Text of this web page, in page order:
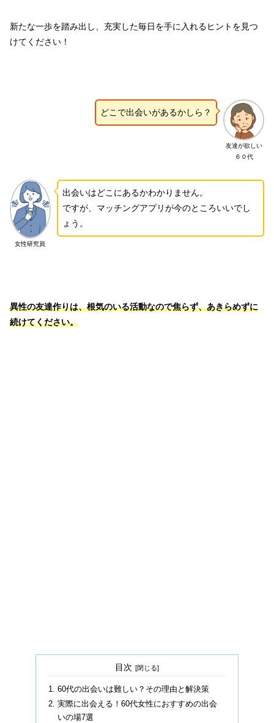
新たな一歩を踏み出し、充実した毎日を手に入れるヒントを見つ
けてください！
友達が欲しい
６０代
どこで出会いがあるかしら？
女性研究員
出会いはどこにあるかわかりません。
ですが、マッチングアプリが今のところいいでし
ょう。
異性の友達作りは、根気のいる活動なので焦らず、あきらめずに
続けてください。
目次
60代の出会いは難しい？その理由と解決策
実際に出会える！60代女性におすすめの出会
いの場7選